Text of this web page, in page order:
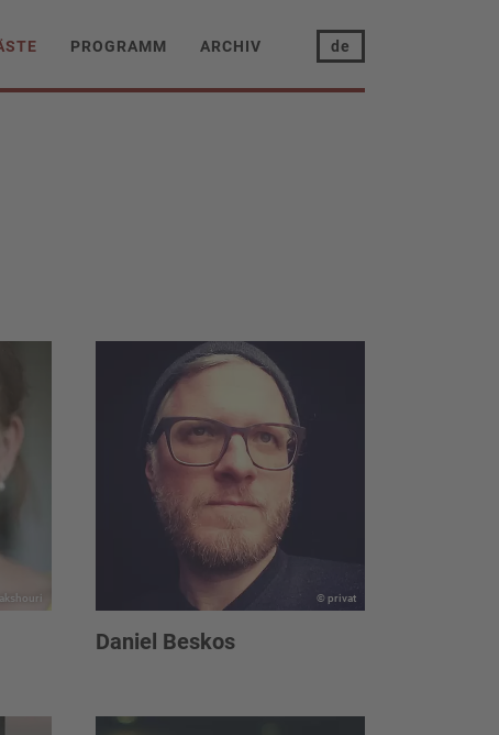
PROGRAMM ARCHIV de
© privat
Daniel Beskos